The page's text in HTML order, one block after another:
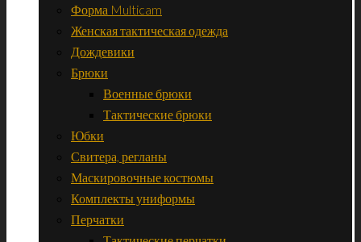
Форма Multicam
Женская тактическая одежда
Дождевики
Брюки
Военные брюки
Тактические брюки
Юбки
Свитера, регланы
Маскировочные костюмы
Комплекты униформы
Перчатки